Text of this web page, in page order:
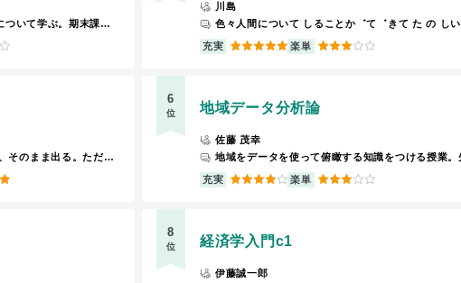
Excelを用いたプログラミングについて学ぶ。期末課題は自身作成のプログラムを提出する。作り方については授業内で一から教えてくれる。
川島
色々人間について しることか゛て゛きて た の しい
充実 5 楽単 3
事前にほぼ問題を教えてくれて、そのまま出る。ただ大分とばして授業をしているため検定合格には個人の自主勉強が必要。
6
位 地域データ分析論
佐藤 茂幸
充実 4 楽単 3
8
位 経済学入門c1
伊藤誠一郎